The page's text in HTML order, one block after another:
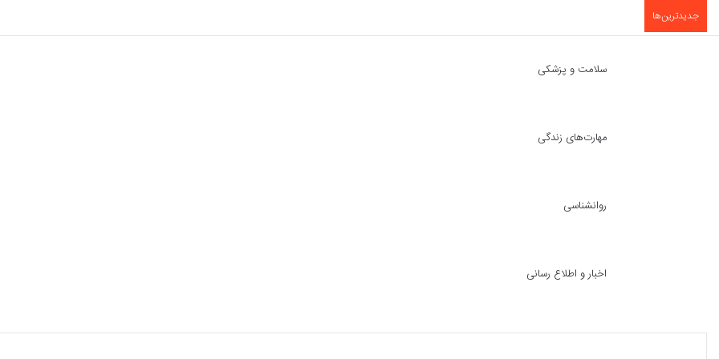
جدیدترین‌ها
سلامت و پزشکی
مهارت‌های زندگی
روانشناسی
اخبار و اطلاع رسانی